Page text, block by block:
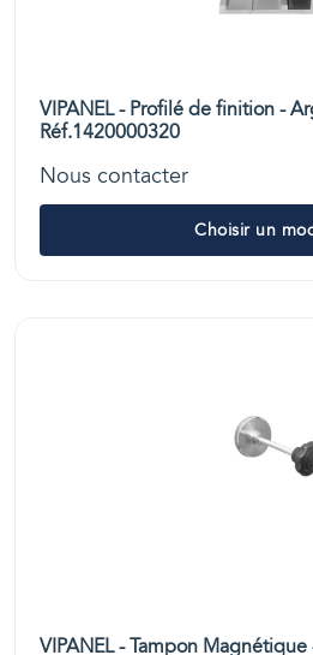
VIPANEL - Profilé de finition -
Réf.1420000320
Nous contacter
Choisir un
VIPANEL - Tampon